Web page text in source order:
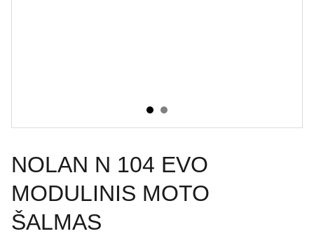
NOLAN N 104 EVO
MODULINIS MOTO
ŠALMAS